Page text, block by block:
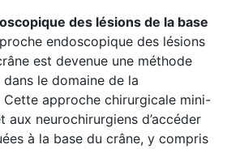
des lésions de la base
endoscopique des lésions
est devenue une méthode
le domaine de la
Cette approche chirurgicale mini-
aux neurochirurgiens d’accéder
à la base du crâne, y compris